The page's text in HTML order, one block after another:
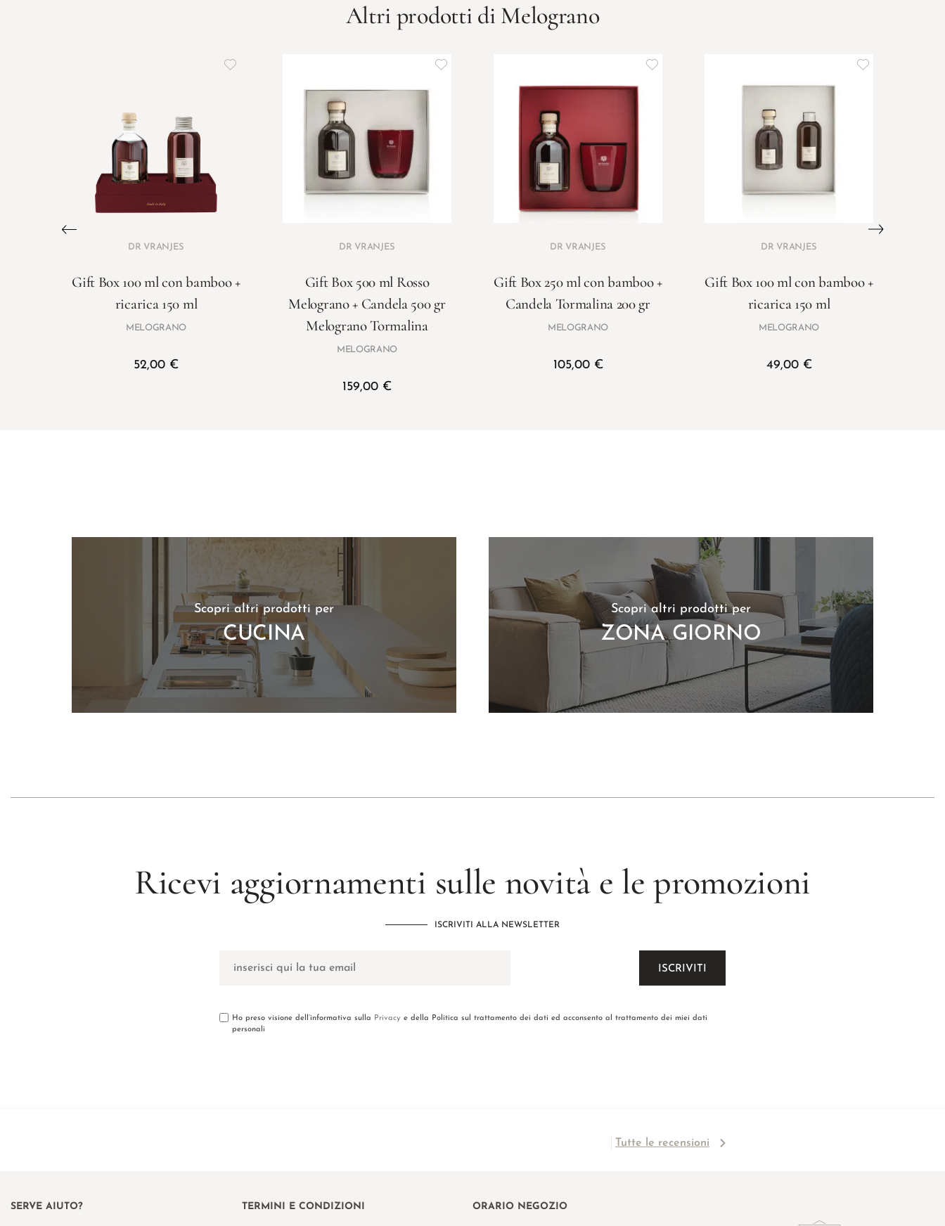
Altri prodotti di Melograno
DR VRANJES
Gift Box 100 ml con bamboo +
ricarica 150 ml
MELOGRANO
52,00 €
DR VRANJES
Gift Box 500 ml Rosso
Melograno + Candela 500 gr
Melograno Tormalina
MELOGRANO
159,00 €
DR VRANJES
Gift Box 250 ml con bamboo +
Candela Tormalina 200 gr
MELOGRANO
105,00 €
DR VRANJES
Gift Box 100 ml con bamboo +
ricarica 150 ml
MELOGRANO
49,00 €
Scopri altri prodotti per
CUCINA
Scopri altri prodotti per
ZONA GIORNO
Ricevi aggiornamenti sulle novità e le promozioni
ISCRIVITI ALLA NEWSLETTER
Ho preso visione dell’informativa sulla Privacy e della Politica sul trattamento dei dati ed acconsento al trattamento dei miei dati
personali
Tutte le recensioni
SERVE AIUTO? TERMINI E CONDIZIONI ORARIO NEGOZIO